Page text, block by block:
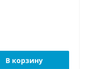
В корзину